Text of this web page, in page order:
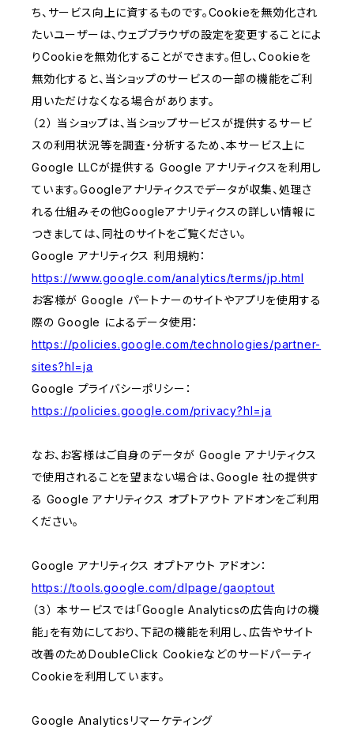
ち、サービス向上に資するものです。Cookieを無効化され
たいユーザーは、ウェブブラウザの設定を変更することによ
りCookieを無効化することができます。但し、Cookieを
無効化すると、当ショップのサービスの一部の機能をご利
用いただけなくなる場合があります。
（２） 当ショップは、当ショップサービスが提供するサービ
スの利用状況等を調査・分析するため、本サービス上に
Google LLCが提供する Google アナリティクスを利用し
ています。Googleアナリティクスでデータが収集、処理さ
れる仕組みその他Googleアナリティクスの詳しい情報に
つきましては、同社のサイトをご覧ください。
Google アナリティクス 利用規約：
https://www.google.com/analytics/terms/jp.html
お客様が Google パートナーのサイトやアプリを使用する
際の Google によるデータ使用：
https://policies.google.com/technologies/partner-
sites?hl=ja
Google プライバシーポリシー：
https://policies.google.com/privacy?hl=ja
なお、お客様はご自身のデータが Google アナリティクス
で使用されることを望まない場合は、Google 社の提供す
る Google アナリティクス オプトアウト アドオンをご利用
ください。
Google アナリティクス オプトアウト アドオン：
https://tools.google.com/dlpage/gaoptout
（３） 本サービスでは「Google Analyticsの広告向けの機
能」を有効にしており、下記の機能を利用し、広告やサイト
改善のためDoubleClick Cookieなどのサードパーティ
Cookieを利用しています。
Google Analyticsリマーケティング